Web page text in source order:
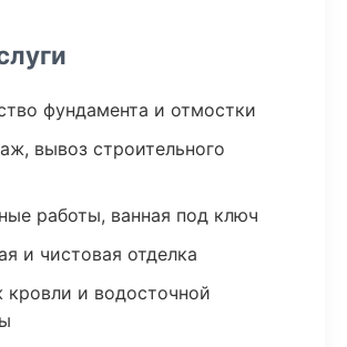
фундамента и отмостки
вывоз строительного
работы, ванная под ключ
и чистовая отделка
и водосточной